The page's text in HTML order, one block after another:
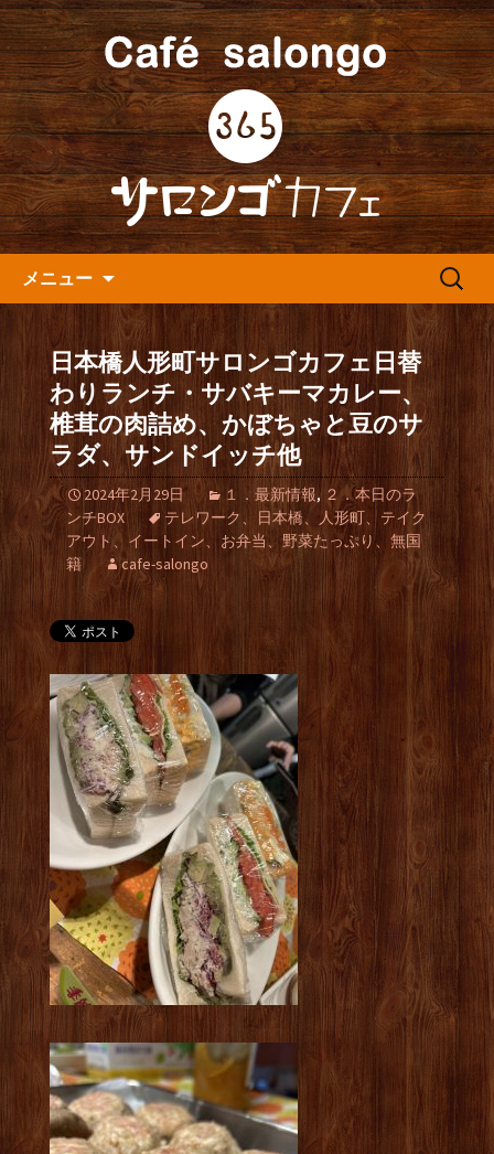
人形町の『365(サロンゴ)カフ
ェ』よりお知らせ
人形町の音楽カフェ『365カフェ』より
最新情報をお届けします。
メニュー
検
日本橋人形町サロンゴカフェ日替
わりランチ・サバキーマカレー、
椎茸の肉詰め、かぼちゃと豆のサ
ラダ、サンドイッチ他
2024年2月29日 １．最新情報, ２．本日のラ
ンチBOX
テレワーク、日本橋、人形町、テイク
アウト、イートイン、お弁当、野菜たっぷり、無国
籍
cafe-salongo